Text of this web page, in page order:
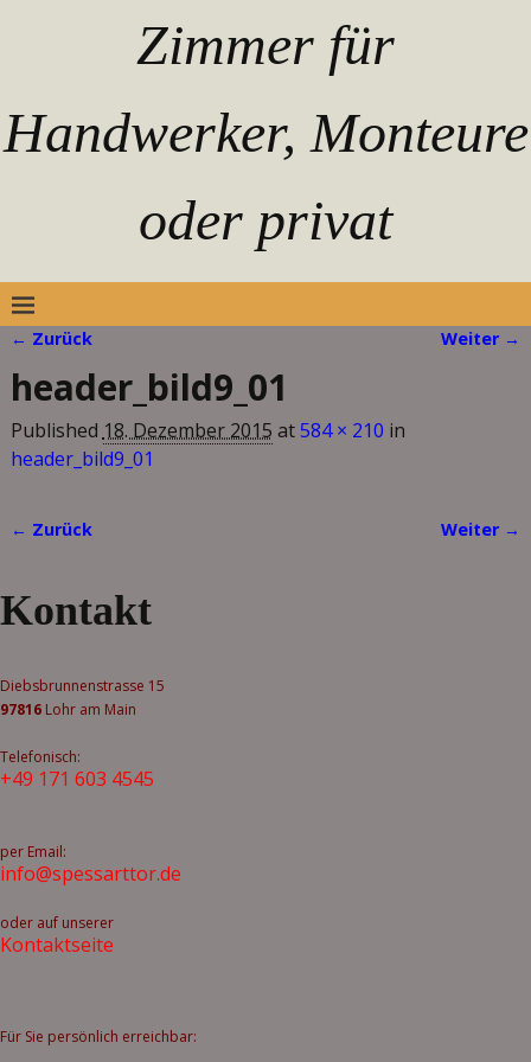
Zimmer für
Handwerker, Monteure
oder privat
← Zurück Weiter →
header_bild9_01
Published 18. Dezember 2015 at584 × 210 in
header_bild9_01
← Zurück Weiter →
Kontakt
Diebsbrunnenstrasse 15
97816 Lohr am Main
Telefonisch:
+49 171 603 4545
per Email:
info@spessarttor.de
oder auf unserer
Kontaktseite
Für Sie persönlich erreichbar: